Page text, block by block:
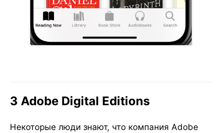
3 Adobe Digital Editions
Некоторые люди знают, что компания Adobe